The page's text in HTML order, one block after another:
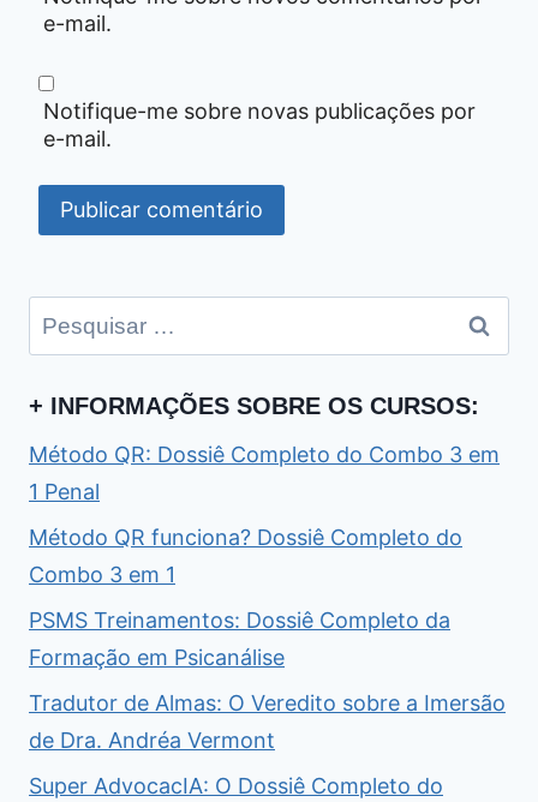
e-mail.
Notifique-me sobre novas publicações por
e-mail.
Pesquisar
por:
+ INFORMAÇÕES SOBRE OS CURSOS:
Método QR: Dossiê Completo do Combo 3 em
1 Penal
Método QR funciona? Dossiê Completo do
Combo 3 em 1
PSMS Treinamentos: Dossiê Completo da
Formação em Psicanálise
Tradutor de Almas: O Veredito sobre a Imersão
de Dra. Andréa Vermont
Super AdvocacIA: O Dossiê Completo do